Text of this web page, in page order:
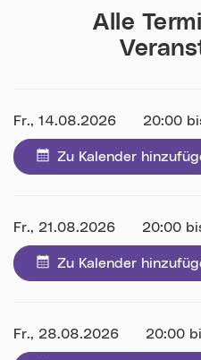
Alle
Datum:
Fr., 14.08.2026 Uhrzeit:
20:00
Zu Kalender
Datum:
Fr., 21.08.2026 Uhrzeit:
20:00
Zu Kalender
Datum:
Fr., 28.08.2026 Uhrzeit:
20:00